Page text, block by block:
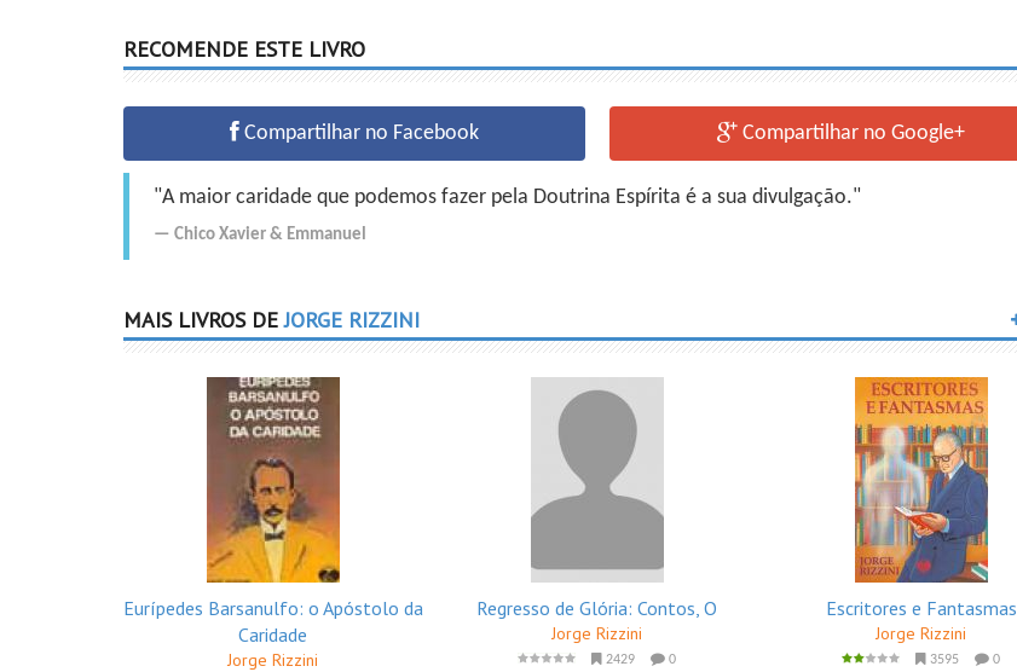
RECOMENDE ESTE LIVRO
Compartilhar no Facebook Compartilhar no Google+
"A maior caridade que podemos fazer pela Doutrina Espírita é a sua divulgação."
Chico Xavier & Emmanuel
MAIS LIVROS DEJORGE RIZZINI
Eurípedes Barsanulfo: o Apóstolo da
Caridade
Jorge Rizzini
Regresso de Glória: Contos, O
Jorge Rizzini
2429 0
Escritores e Fantasmas
Jorge Rizzini
3595 0